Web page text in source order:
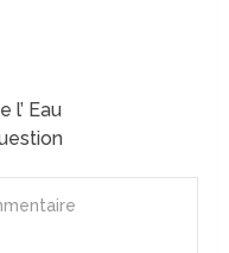
l’ Eau